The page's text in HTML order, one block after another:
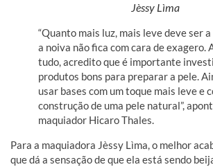
Jèssy Lìma
“Quanto mais luz, mais leve deve ser
a noiva não fica com cara de exagero.
tudo, acredito que é importante
produtos bons para preparar a pele.
usar bases com um toque mais leve e
construção de uma pele natural”,
maquiador Hicaro Thales.
Para a maquiadora Jèssy Lìma, o melhor
que dá a sensação de que ela está sendo